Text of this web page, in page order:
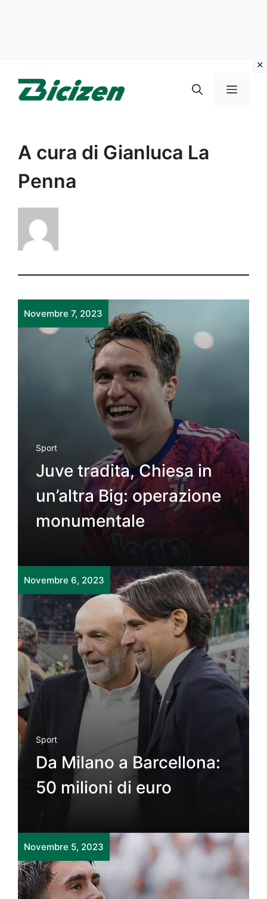
Menu
A cura di Gianluca La
Penna
Novembre 7, 2023
Sport
Juve tradita, Chiesa in
un’altra Big: operazione
monumentale
Novembre 6, 2023
Sport
Da Milano a Barcellona:
50 milioni di euro
Novembre 5, 2023